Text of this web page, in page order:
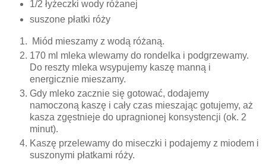
1/2 łyżeczki wody różanej
suszone płatki róży
Miód mieszamy z wodą różaną.
170 ml mleka wlewamy do rondelka i podgrzewamy.
Do reszty mleka wsypujemy kaszę manną i
energicznie mieszamy.
Gdy mleko zacznie się gotować, dodajemy
namoczoną kaszę i cały czas mieszając gotujemy, aż
kasza zgęstnieje do upragnionej konsystencji (ok. 2
minut).
Kaszę przelewamy do miseczki i podajemy z miodem i
suszonymi płatkami róży.